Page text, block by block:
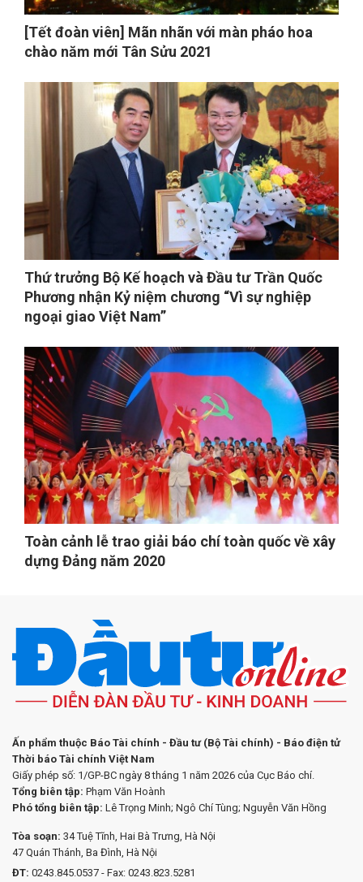
[Tết đoàn viên] Mãn nhãn với màn pháo hoa
chào năm mới Tân Sửu 2021
Thứ trưởng Bộ Kế hoạch và Đầu tư Trần Quốc
Phương nhận Kỷ niệm chương “Vì sự nghiệp
ngoại giao Việt Nam”
Toàn cảnh lễ trao giải báo chí toàn quốc về xây
dựng Đảng năm 2020
Ấn phẩm thuộc Báo Tài chính - Đầu tư (Bộ Tài chính) - Báo điện tử
Thời báo Tài chính Việt Nam
Giấy phép số: 1/GP-BC ngày 8 tháng 1 năm 2026 của Cục Báo chí.
Tổng biên tập: Phạm Văn Hoành
Phó tổng biên tập: Lê Trọng Minh; Ngô Chí Tùng; Nguyễn Văn Hồng
Tòa soạn: 34 Tuệ Tĩnh, Hai Bà Trưng, Hà Nội
47 Quán Thánh, Ba Đình, Hà Nội
ĐT: 0243.845.0537 - Fax: 0243.823.5281